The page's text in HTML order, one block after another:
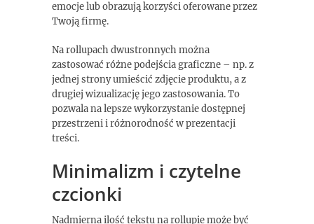
emocje lub obrazują korzyści oferowane przez
Twoją firmę.
Na rollupach dwustronnych można
zastosować różne podejścia graficzne – np. z
jednej strony umieścić zdjęcie produktu, a z
drugiej wizualizację jego zastosowania. To
pozwala na lepsze wykorzystanie dostępnej
przestrzeni i różnorodność w prezentacji
treści.
Minimalizm i czytelne
czcionki
Nadmierna ilość tekstu na rollupie może być